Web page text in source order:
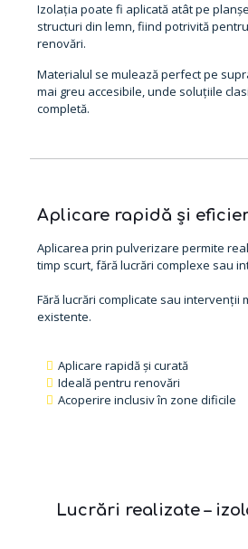
Izolația poate fi aplicată atât pe
structuri din lemn, fiind potrivită
renovări.
Materialul se mulează perfect pe
mai greu accesibile, unde soluțiile
completă.
Aplicare rapidă și
Aplicarea prin pulverizare permite
timp scurt, fără lucrări complexe sau
Fără lucrări complicate sau intervenții
existente.
Aplicare rapidă și curată
Ideală pentru renovări
Acoperire inclusiv în zone dificile
Lucrări realizate –